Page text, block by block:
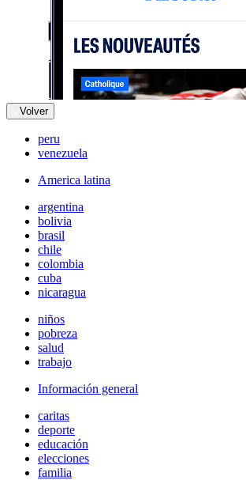
Volver
peru
venezuela
America latina
argentina
bolivia
brasil
chile
colombia
cuba
nicaragua
niños
pobreza
salud
trabajo
Información general
caritas
deporte
educación
elecciones
familia